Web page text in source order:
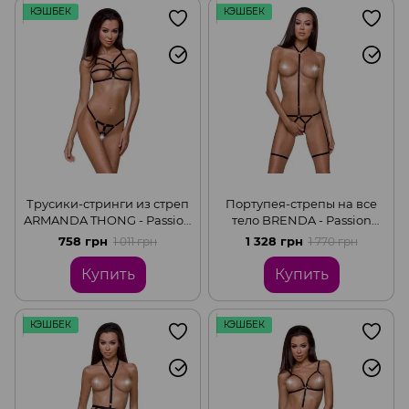
КЭШБЕК
Трусики-стринги из стреп
ARMANDA THONG - Passion
Exclusive, Black, L/XL
758 грн 1 011 грн
Купить
КЭШБЕК
Портупея-стрепы на все
тело BRENDA - Passion
Exclusive, Black, L/XL
1 328 грн 1 770 грн
Купить
КЭШБЕК КЭШБЕК